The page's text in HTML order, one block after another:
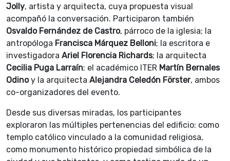
Jolly, artista y arquitecta, cuya propuesta visual
acompañó la conversación. Participaron también
Osvaldo Fernández de Castro, párroco de la iglesia; la
antropóloga Francisca Márquez Belloni; la escritora e
investigadora Ariel Florencia Richards; la arquitecta
Cecilia Puga Larraín; el académico ITER Martín Bernales
Odinoy la arquitecta Alejandra Celedón Förster, ambos
co-organizadores del evento.
Desde sus diversas miradas, los participantes
exploraron las múltiples pertenencias del edificio: como
templo católico vinculado a la comunidad religiosa,
como monumento histórico propiedad simbólica de la